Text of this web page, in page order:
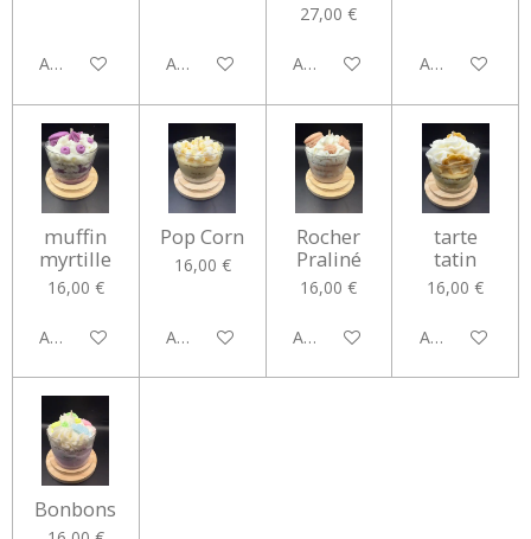
Ajouter au panierAjouter au panier
27,00 €
Ajouter au panierAjouter au
muffin
myrtille
16,00 €
Ajouter au panier
Pop Corn
16,00 €
Ajouter au panier
Rocher
Praliné
16,00 €
Ajouter au panier
tarte
tatin
16,00 €
Ajouter au
Bonbons